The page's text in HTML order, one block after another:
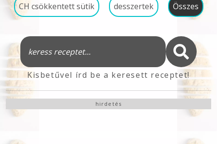
CH csökkentett sütik desszertek Összes
Kisbetűvel írd be a keresett receptet!
hirdetés